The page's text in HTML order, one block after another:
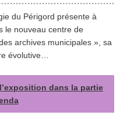
du Périgord présente à
le nouveau centre de
archives municipales », sa
évolutive…
dans la partie